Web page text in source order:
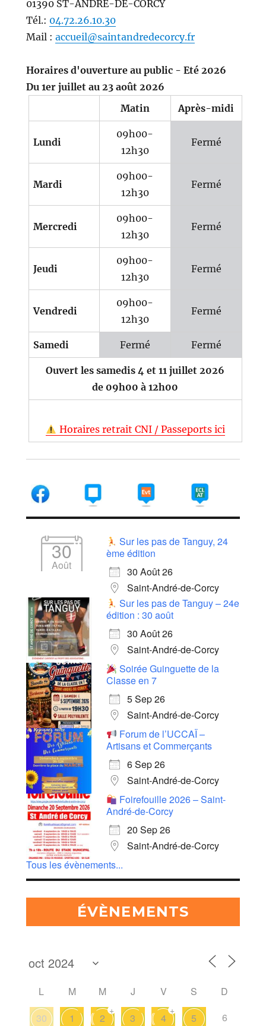
01390 ST-ANDRE-DE-CORCY
Tél.: 04.72.26.10.30
Mail : accueil@saintandredecorcy.fr
Horaires d'ouverture au public - Eté 2026
Du 1er juillet au 23 août 2026
Matin
Après-midi
Lundi
09h00-
12h30
Fermé
Mardi
09h00-
12h30
Fermé
Mercredi
09h00-
12h30
Fermé
Jeudi
09h00-
12h30
Fermé
Vendredi
09h00-
12h30
Fermé
Samedi Fermé Fermé
Ouvert les samedis 4 et 11 juillet 2026
de 09h00 à 12h00
Horaires retrait CNI / Passeports ici
30
Août
Sur les pas de Tanguy, 24
ème édition
30 Août 26
Saint-André-de-Corcy
Sur les pas de Tanguy – 24e
édition : 30 août
30 Août 26
Saint-André-de-Corcy
Soirée Guinguette de la
Classe en 7
5 Sep 26
Saint-André-de-Corcy
Forum de l’UCCAÏ –
Artisans et Commerçants
6 Sep 26
Saint-André-de-Corcy
Foirefouille 2026 – Saint-
André-de-Corcy
20 Sep 26
Saint-André-de-Corcy
Tous les évènements...
ÉVÈNEMENTS
L M M J V S
D
30
1 2
+
3 4
+
5 6